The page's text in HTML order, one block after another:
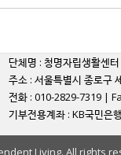
단체명 : 청명자립생활센
주소 : 서울특별시 종로구
전화 : 010-2829-7319 |
기부전용계좌 : KB국민은
Living. All rights